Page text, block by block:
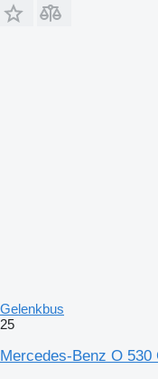
Gelenkbus
25
Mercedes-Benz O 530